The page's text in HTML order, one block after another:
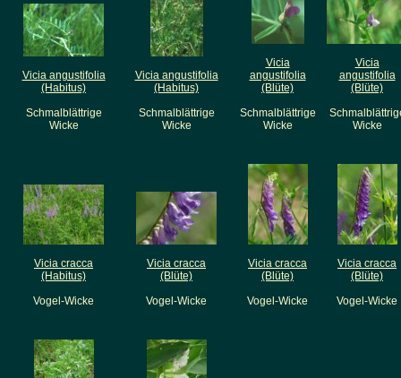
Vicia angustifolia
(Habitus)
Schmalblättrige
Wicke
Vicia angustifolia
(Habitus)
Schmalblättrige
Wicke
Vicia
angustifolia
(Blüte)
Schmalblättrige
Wicke
Vicia
angustifolia
(Blüte)
Wicke
Vicia cracca
(Habitus)
Vogel-Wicke
Vicia cracca
(Blüte)
Vogel-Wicke
Vicia cracca
(Blüte)
Vogel-Wicke
Vicia cracca
(Blüte)
Vogel-Wicke